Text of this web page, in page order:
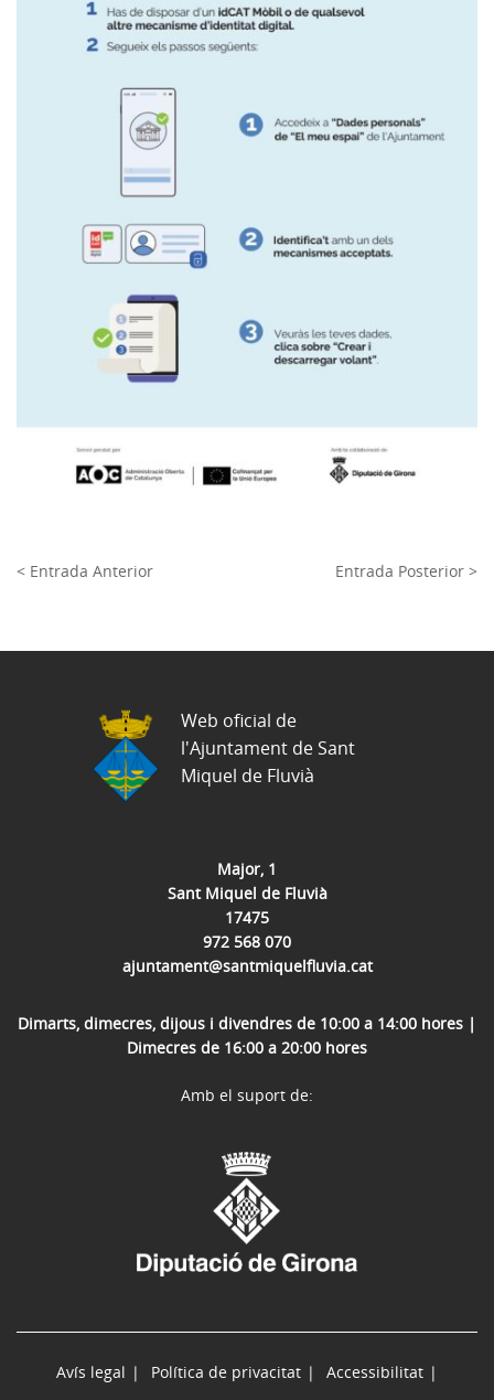
< Entrada Anterior Entrada Posterior >
Major, 1
Sant Miquel de Fluvià
17475
972 568 070
ajuntament@santmiquelfluvia.cat
Dimarts, dimecres, dijous i divendres de 10:00 a 14:00 hores |
Dimecres de 16:00 a 20:00 hores
Web oficial de
l'Ajuntament de Sant
Miquel de Fluvià
Avís legal Política de privacitat
Accessibilitat
Amb el suport de: